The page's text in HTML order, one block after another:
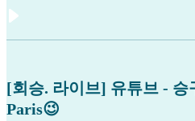
[회승. 라이브] 유튜브 - 승
Paris😉